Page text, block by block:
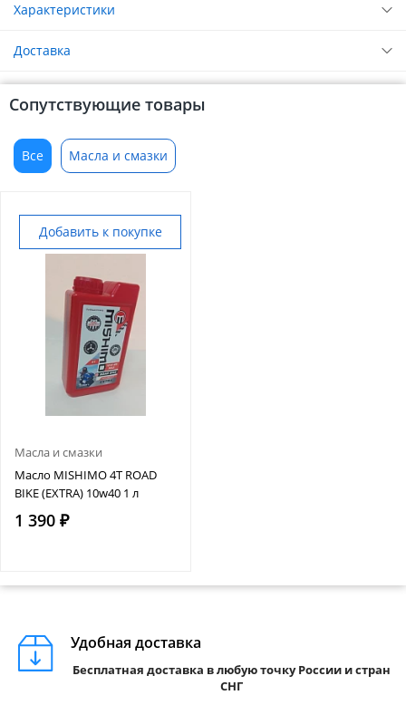
Характеристики
Доставка
Сопутствующие товары
Все Масла и смазки
Добавить к покупке
Масла и смазки
Масло MISHIMO 4T ROAD
BIKE (EXTRA) 10w40 1 л
1 390 ₽
Удобная доставка
Бесплатная доставка в любую точку России и стран
СНГ